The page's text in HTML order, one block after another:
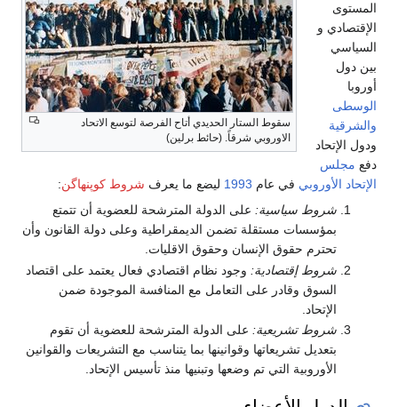
سقوط الستار الحديدي أتاح الفرصة لتوسع الاتحاد
الاوروبي شرقاً. (حائط برلين)
المستوى
الإقتصادي و
السياسي
بين دول
أوروبا
الوسطى
والشرقية
ودول الإتحاد
دفع مجلس
الإتحاد الأوروبي في عام 1993 ليضع ما يعرف شروط كوپنهاگن:
شروط سياسية: على الدولة المترشحة للعضوية أن تتمتع
بمؤسسات مستقلة تضمن الديمقراطية وعلى دولة القانون وأن
تحترم حقوق الإنسان وحقوق الاقليات.
شروط إقتصادية: وجود نظام اقتصادي فعال يعتمد على اقتصاد
السوق وقادر على التعامل مع المنافسة الموجودة ضمن
الإتحاد.
شروط تشريعية: على الدولة المترشحة للعضوية أن تقوم
بتعديل تشريعاتها وقوانينها بما يتناسب مع التشريعات والقوانين
الأوروبية التي تم وضعها وتبنيها منذ تأسيس الإتحاد.